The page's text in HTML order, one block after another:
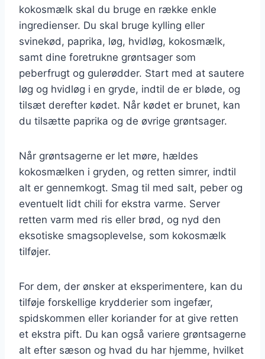
kokosmælk skal du bruge en række enkle
ingredienser. Du skal bruge kylling eller
svinekød, paprika, løg, hvidløg, kokosmælk,
samt dine foretrukne grøntsager som
peberfrugt og gulerødder. Start med at sautere
løg og hvidløg i en gryde, indtil de er bløde, og
tilsæt derefter kødet. Når kødet er brunet, kan
du tilsætte paprika og de øvrige grøntsager.
Når grøntsagerne er let møre, hældes
kokosmælken i gryden, og retten simrer, indtil
alt er gennemkogt. Smag til med salt, peber og
eventuelt lidt chili for ekstra varme. Server
retten varm med ris eller brød, og nyd den
eksotiske smagsoplevelse, som kokosmælk
tilføjer.
For dem, der ønsker at eksperimentere, kan du
tilføje forskellige krydderier som ingefær,
spidskommen eller koriander for at give retten
et ekstra pift. Du kan også variere grøntsagerne
alt efter sæson og hvad du har hjemme, hvilket